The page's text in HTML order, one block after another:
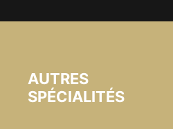
AUTRES
SPÉCIALITÉS